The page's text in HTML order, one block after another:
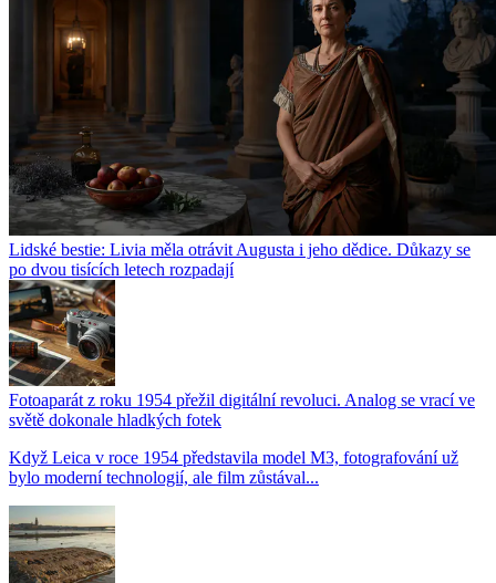
Lidské bestie: Livia měla otrávit Augusta i jeho dědice. Důkazy se
po dvou tisících letech rozpadají
Fotoaparát z roku 1954 přežil digitální revoluci. Analog se vrací ve
světě dokonale hladkých fotek
Když Leica v roce 1954 představila model M3, fotografování už
bylo moderní technologií, ale film zůstával...